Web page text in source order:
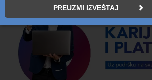
UPIS
ŠTA DOBIJATE
UČENJE NA DALJINU